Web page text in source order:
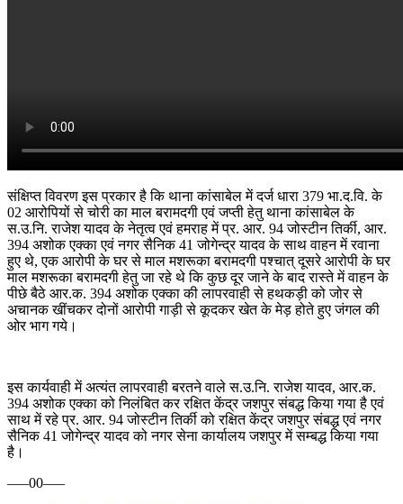
संक्षिप्त विवरण इस प्रकार है कि थाना कांसाबेल में दर्ज धारा 379 भा.द.वि. के
02 आरोपियों से चोरी का माल बरामदगी एवं जप्ती हेतु थाना कांसाबेल के
स.उ.नि. राजेश यादव के नेतृत्व एवं हमराह में प्र. आर. 94 जोस्टीन तिर्की, आर.
394 अशोक एक्का एवं नगर सैनिक 41 जोगेन्द्र यादव के साथ वाहन में रवाना
हुए थे, एक आरोपी के घर से माल मशरूका बरामदगी पश्चात् दूसरे आरोपी के घर
माल मशरूका बरामदगी हेतु जा रहे थे कि कुछ दूर जाने के बाद रास्ते में वाहन के
पीछे बैठे आर.क. 394 अशोक एक्का की लापरवाही से हथकड़ी को जोर से
अचानक खींचकर दोनों आरोपी गाड़ी से कूदकर खेत के मेड़ होते हुए जंगल की
ओर भाग गये।
इस कार्यवाही में अत्यंत लापरवाही बरतने वाले स.उ.नि. राजेश यादव, आर.क.
394 अशोक एक्का को निलंबित कर रक्षित केंद्र जशपुर संबद्ध किया गया है एवं
साथ में रहे प्र. आर. 94 जोस्टीन तिर्की को रक्षित केंद्र जशपुर संबद्ध एवं नगर
सैनिक 41 जोगेन्द्र यादव को नगर सेना कार्यालय जशपुर में सम्बद्ध किया गया
है।
—–00—–